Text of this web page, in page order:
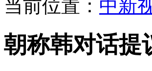
当前位置： 中新
朝称韩对话提